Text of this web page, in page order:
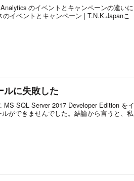
のイベントとキャンペーンの違いに
イベントとキャンペーン | T.N.K.Japanこ
に失敗した
SQL Server 2017 Developer Edition をイ
ができませんでした。結論から言うと、私